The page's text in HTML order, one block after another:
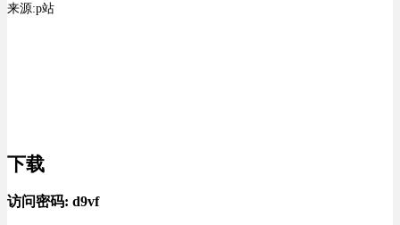
来源:p站
下载
访问密码: d9vf